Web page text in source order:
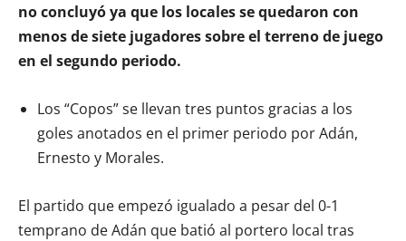
no concluyó ya que los locales se quedaron con
menos de siete jugadores sobre el terreno de juego
en el segundo periodo.
Los “Copos” se llevan tres puntos gracias a los
goles anotados en el primer periodo por Adán,
Ernesto y Morales.
El partido que empezó igualado a pesar del 0-1
temprano de Adán que batió al portero local tras